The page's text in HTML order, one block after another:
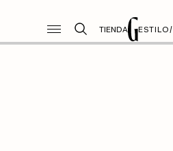
TIENDA ESTILO/